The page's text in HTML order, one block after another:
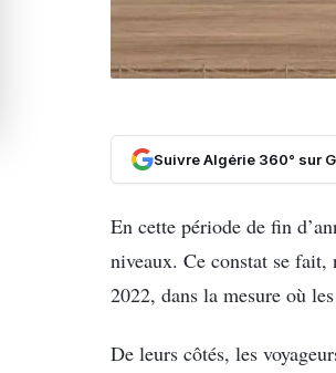
Suivre Algérie 360° sur
En cette période de fin
niveaux. Ce constat se
2022, dans la mesure où
De leurs côtés, les